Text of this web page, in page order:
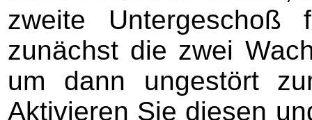
zweite Untergeschoß
zunächst die zwei
um dann ungestört
Aktivieren Sie diesen